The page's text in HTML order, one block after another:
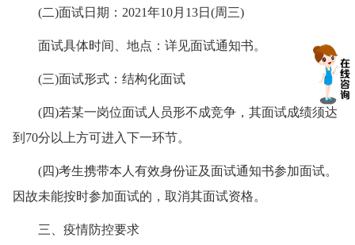
(二)面试日期：2021年10月13日(周三)
面试具体时间、地点：详见面试通知书。
(三)面试形式：结构化面试
(四)若某一岗位面试人员形不成竞争，其面试成绩须达
到70分以上方可进入下一环节。
(四)考生携带本人有效身份证及面试通知书参加面试。
因故未能按时参加面试的，取消其面试资格。
三、疫情防控要求